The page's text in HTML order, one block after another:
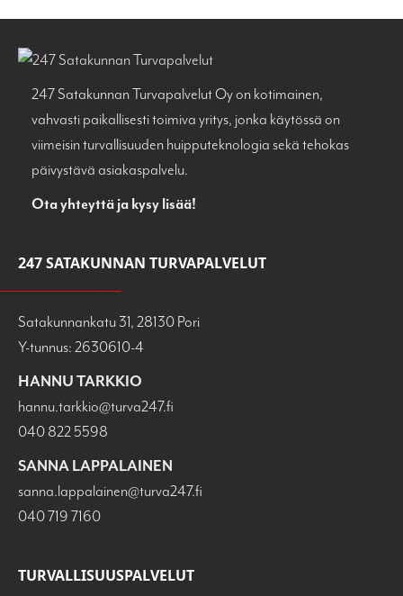
247 Satakunnan Turvapalvelut Oy on kotimainen,
vahvasti paikallisesti toimiva yritys, jonka käytössä on
viimeisin turvallisuuden huipputeknologia sekä tehokas
päivystävä asiakaspalvelu.
Ota yhteyttä ja kysy lisää!
247 SATAKUNNAN TURVAPALVELUT
Satakunnankatu 31, 28130 Pori
Y-tunnus: 2630610-4
HANNU TARKKIO
hannu.tarkkio@turva247.fi
040 822 5598
SANNA LAPPALAINEN
sanna.lappalainen@turva247.fi
040 719 7160
TURVALLISUUSPALVELUT